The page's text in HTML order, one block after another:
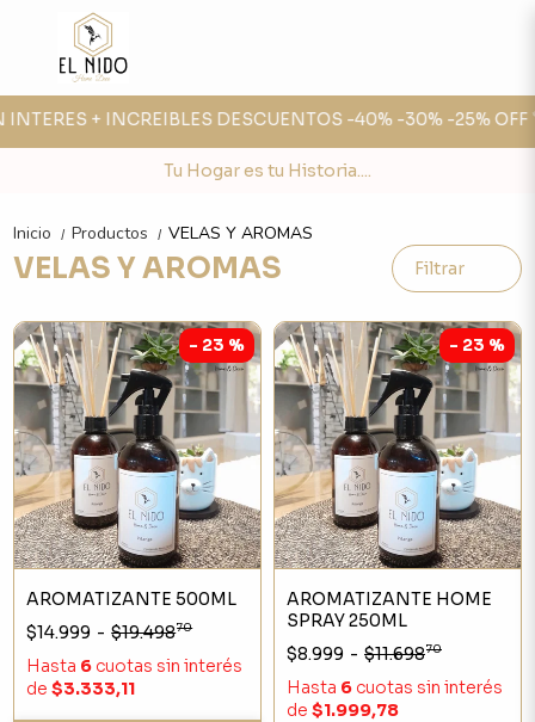
+ INCREIBLES DESCUENTOS -40% -30% -25% OFF
Tu Hogar es tu Historia....
Inicio / Productos / VELAS Y AROMAS
VELAS Y AROMAS Filtrar
- 23 %
AROMATIZANTE 500ML
$14.999 - $19.49870
Hasta 6 cuotas sin interés
de$3.333,11
- 23 %
AROMATIZANTE HOME
SPRAY 250ML
$8.999 - $11.69870
Hasta 6 cuotas sin interés
de $1.999,78